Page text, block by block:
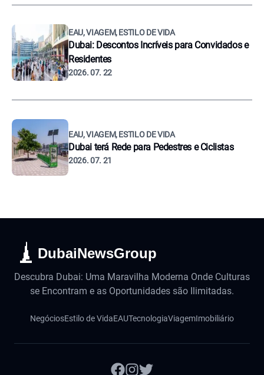
EAU, VIAGEM, ESTILO DE VIDA
Dubai: Descontos Incríveis para Convidados e
Residentes
2026. 07. 22
EAU, VIAGEM, ESTILO DE VIDA
Dubai terá Rede para Pedestres e Ciclistas
2026. 07. 21
DubaiNewsGroup
Descubra Dubai: Uma Maravilha Moderna Onde Culturas
se Encontram e as Oportunidades são Ilimitadas.
NegóciosEstilo de VidaEAUTecnologiaViagemImobiliário